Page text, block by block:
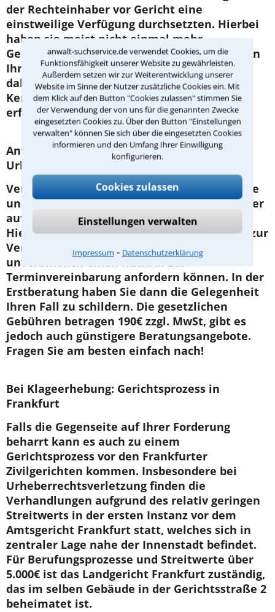
anwalt-suchservice.de verwendet Cookies, um die
Funktionsfähigkeit unserer Website zu gewährleisten.
Außerdem setzen wir zur Weiterentwicklung unserer
Website im Sinne der Nutzer zusätzliche Cookies ein. Mit
dem Klick auf den Button "Cookies zulassen" stimmen Sie
der Verwendung der von uns für die genannten Zwecke
eingesetzten Cookies zu. Über den Button "Einstellungen
verwalten" können Sie sich über die eingesetzten Cookies
informieren und den Umfang Ihrer Einwilligung
konfigurieren.
Cookies zulassen
Einstellungen verwalten
Impressum ⁃ Datenschutzerklärung
der Rechteinhaber vor Gericht eine
einstweilige Verfügung durchsetzten. Hierbei
haben sie meist nicht einmal mehr
Gelegenheit sich zu äußern und es entstehen
Ihnen weitere unnötige Kosten. Holen Sie
daher bestmöglich unmittelbar nach
Kenntnisnahme der Vorwürfe den Rat eines
erfahrenen Anwalts in Frankfurt ein!
Anwaltliche Beratung zu
Urheberrechtsverletzung in Frankfurt
Verlieren Sie keine Zeit bei der Anwaltssuche
und kontaktieren Sie frühzeitig einen der hier
aufgelisteten Rechtsanwälte aus Frankfurt.
Hierfür steht Ihnen unser Kontaktformular zur
Verfügung, mit dem Sie kostenlos und
unverbindlich einen Rückruf zur
Terminvereinbarung anfordern können. In der
Erstberatung haben Sie dann die Gelegenheit
Ihren Fall zu schildern. Die gesetzlichen
Gebühren betragen 190€ zzgl. MwSt, gibt es
jedoch auch günstigere Beratungsangebote.
Fragen Sie am besten einfach nach!
Bei Klageerhebung: Gerichtsprozess in
Frankfurt
Falls die Gegenseite auf Ihrer Forderung
beharrt kann es auch zu einem
Gerichtsprozess vor den Frankfurter
Zivilgerichten kommen. Insbesondere bei
Urheberrechtsverletzung finden die
Verhandlungen aufgrund des relativ geringen
Streitwerts in der ersten Instanz vor dem
Amtsgericht Frankfurt statt, welches sich in
zentraler Lage nahe der Innenstadt befindet.
Für Berufungsprozesse und Streitwerte über
5.000€ ist das Landgericht Frankfurt zuständig,
das im selben Gebäude in der Gerichtsstraße 2
beheimatet ist.